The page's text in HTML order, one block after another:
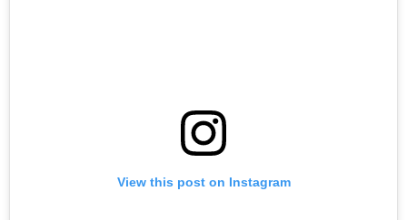
View this post on Instagram